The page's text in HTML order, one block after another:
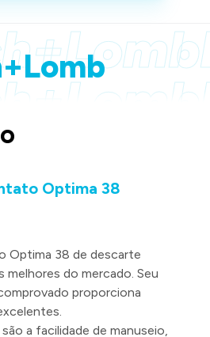
Optima 38
Optima 38 de descarte
melhores do mercado. Seu
proporciona
a facilidade de manuseio,